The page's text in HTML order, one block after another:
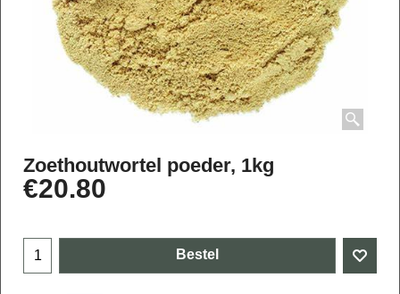
Zoethoutwortel poeder, 1kg
€20.80
Bestel